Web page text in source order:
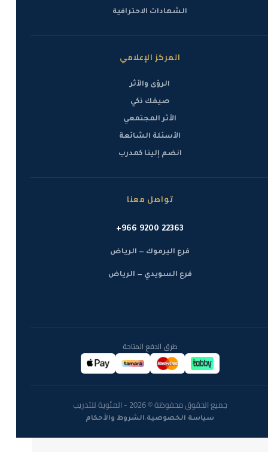
الشهادات الاحترافية
المركز الإعلامي
الرؤى والأثر
صيفك ذكي
الأثر المجتمعي
الأسئلة الشائعة
انضم إلينا كمدرب
تواصل معنا
+966 9200 22363
فرع اليرموك — الرياض
فرع السويدي — الرياض
طرق الدفع المتاحة
جميع الحقوق محفوظة © 2026 - المئوية للتدريب
سياسة الخصوصية·الشروط والأحكام